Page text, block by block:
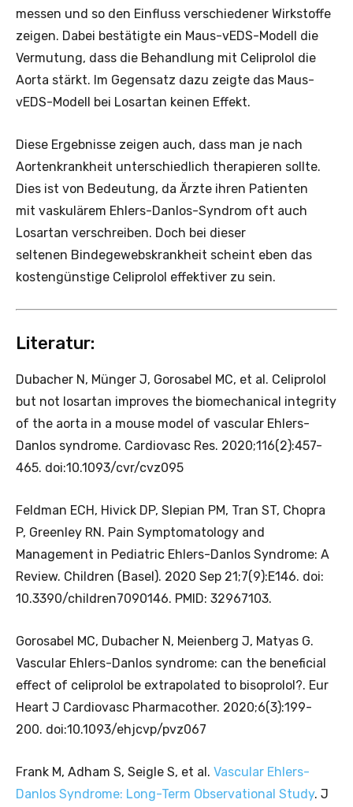
messen und so den Einfluss verschiedener Wirkstoffe
zeigen. Dabei bestätigte ein Maus-vEDS-Modell die
Vermutung, dass die Behandlung mit Celiprolol die
Aorta stärkt. Im Gegensatz dazu zeigte das Maus-
vEDS-Modell bei Losartan keinen Effekt.
Diese Ergebnisse zeigen auch, dass man je nach
Aortenkrankheit unterschiedlich therapieren sollte.
Dies ist von Bedeutung, da Ärzte ihren Patienten
mit vaskulärem Ehlers-Danlos-Syndrom oft auch
Losartan verschreiben. Doch bei dieser
seltenen Bindegewebskrankheit scheint eben das
kostengünstige Celiprolol effektiver zu sein.
Literatur:
Dubacher N, Münger J, Gorosabel MC, et al. Celiprolol
but not losartan improves the biomechanical integrity
of the aorta in a mouse model of vascular Ehlers-
Danlos syndrome. Cardiovasc Res. 2020;116(2):457-
465. doi:10.1093/cvr/cvz095
Feldman ECH, Hivick DP, Slepian PM, Tran ST, Chopra
P, Greenley RN. Pain Symptomatology and
Management in Pediatric Ehlers-Danlos Syndrome: A
Review. Children (Basel). 2020 Sep 21;7(9):E146. doi:
10.3390/children7090146. PMID: 32967103.
Gorosabel MC, Dubacher N, Meienberg J, Matyas G.
Vascular Ehlers-Danlos syndrome: can the beneficial
effect of celiprolol be extrapolated to bisoprolol?. Eur
Heart J Cardiovasc Pharmacother. 2020;6(3):199-
200. doi:10.1093/ehjcvp/pvz067
Frank M, Adham S, Seigle S, et al. Vascular Ehlers-
Danlos Syndrome: Long-Term Observational Study. J